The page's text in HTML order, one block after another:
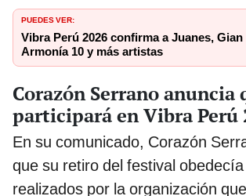
PUEDES VER:
Vibra Perú 2026 confirma a Juanes,
Armonía 10 y más artistas
Corazón Serrano anuncia
participará en Vibra Perú
En su comunicado, Corazón
que su retiro del festival
realizados por la organización